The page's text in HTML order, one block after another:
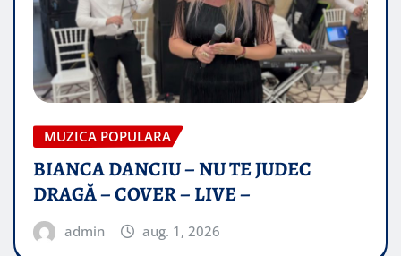
MUZICA POPULARA
BIANCA DANCIU – NU TE JUDEC
DRAGĂ – COVER – LIVE –
admin aug. 1, 2026